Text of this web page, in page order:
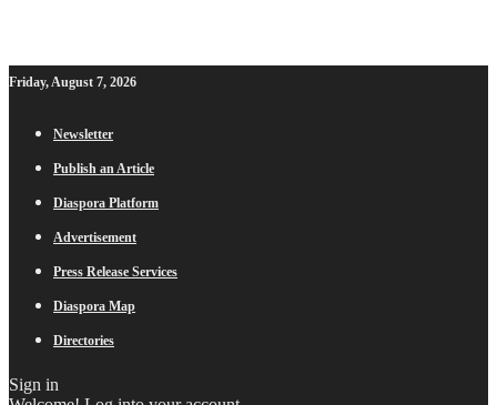
Friday, August 7, 2026
Newsletter
Publish an Article
Diaspora Platform
Advertisement
Press Release Services
Diaspora Map
Directories
Sign in